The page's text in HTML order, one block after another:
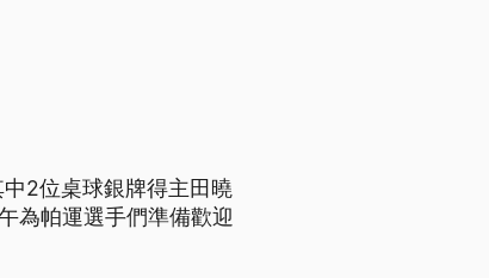
2位桌球銀牌得主田曉
為帕運選手們準備歡迎